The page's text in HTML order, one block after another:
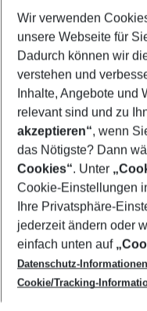
2 Erwachsene
Mehr
Footer
Footer navigation
Über uns
AGB
Cookie-Einstellungen
Cookie-Richtlinie
Datenschutz
Service & Hilfe
Barrierefreies Reisen
Check-in
Folgen Sie uns
Wir verwenden
unsere Webseite für
Dadurch können wir
verstehen und
Inhalte, Angebote und
relevant sind und zu
akzeptieren“, wenn
das Nötigste? Dann
Cookies“. Unter
Cookie-Einstellungen
Ihre Privatsphäre-
jederzeit ändern oder
einfach unten auf
Datenschutz-Informationen
Cookie/Tracking-